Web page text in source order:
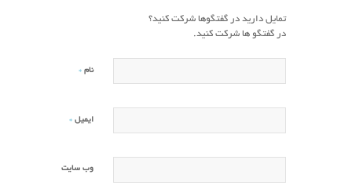
تمایل دارید در گفتگوها شرکت کنید؟
در گفتگو ها شرکت کنید.
نام *
ایمیل *
وب‌ سایت